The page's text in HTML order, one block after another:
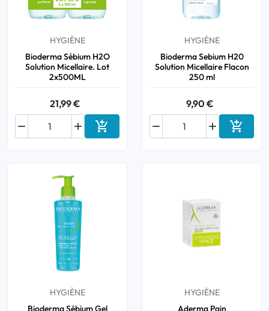
HYGIÈNE
Bioderma Sébium H2O
Solution Micellaire. Lot
2x500ML
21,99 €

 Ajouter au panier
HYGIÈNE
Bioderma Sebium H20
Solution Micellaire Flacon
250 ml
9,90 €

 
HYGIÈNE
Bioderma Sébium Gel
HYGIÈNE
Aderma Pain